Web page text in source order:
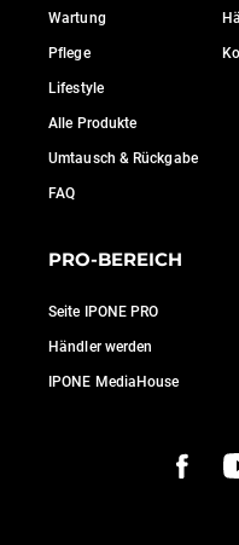
Wartung
Pflege
Lifestyle
Alle Produkte
Umtausch & Rückgabe
FAQ
PRO-BEREICH
Seite IPONE PRO
Händler werden
IPONE MediaHouse